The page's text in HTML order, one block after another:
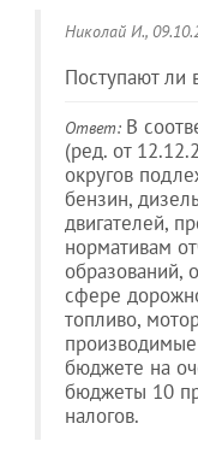
Николай И.,
Поступают ли
Ответ: В
(ред. от
округов
бензин,
двигателей,
нормативам
образований,
сфере
топливо,
бюджете на
бюджеты 10
налогов.